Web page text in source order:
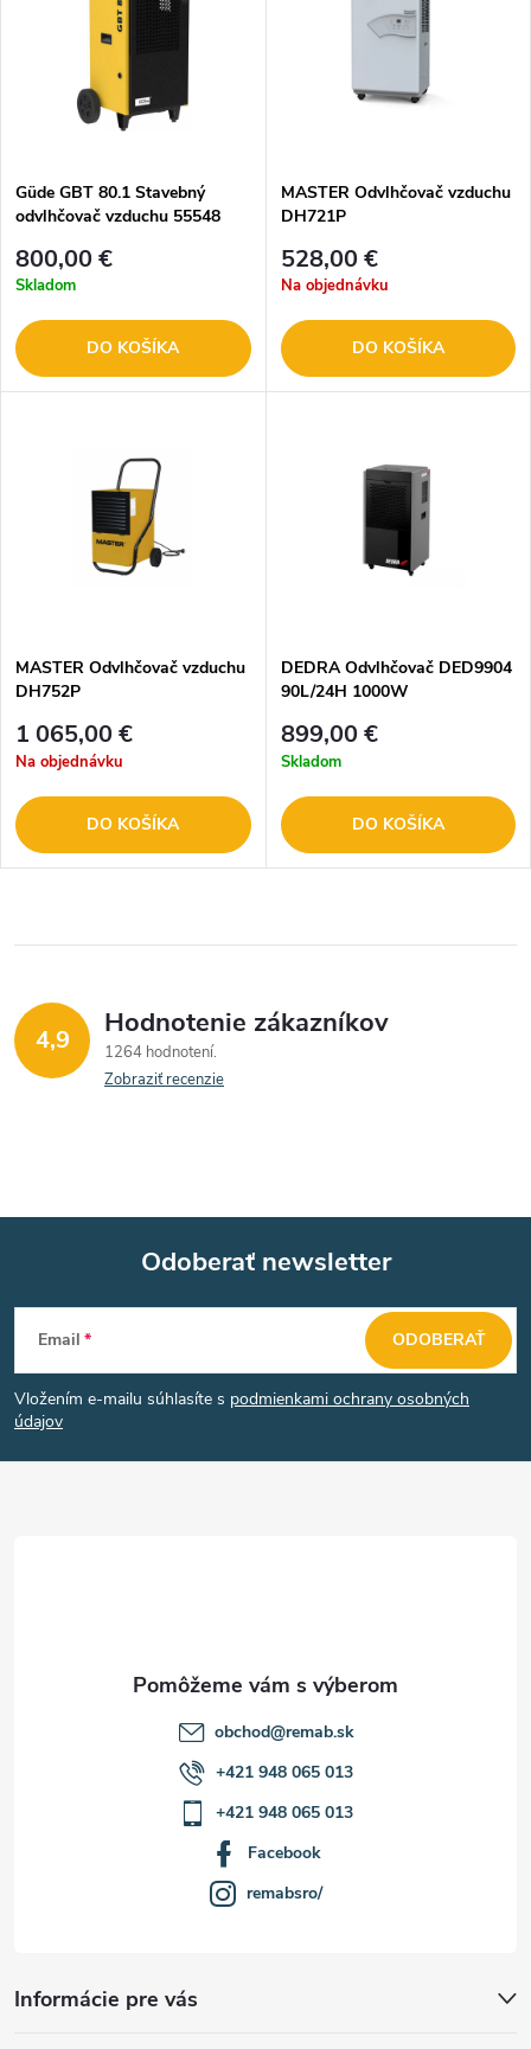
Güde GBT 80.1 Stavebný
odvlhčovač vzduchu 55548
800,00 €
Skladom
DO KOŠÍKA
MASTER Odvlhčovač vzduchu
DH721P
528,00 €
Na objednávku
DO KOŠÍKA
MASTER Odvlhčovač vzduchu
DH752P
1 065,00 €
Na objednávku
DO KOŠÍKA
DEDRA Odvlhčovač DED9904
90L/24H 1000W
899,00 €
Skladom
DO KOŠÍKA
4,9 Hodnotenie zákazníkov
1264 hodnotení
Zobraziť recenzie
Z
á
p
Odoberať newsletter
Email
Vložením e-mailu súhlasíte s podmienkami ochrany osobných
údajov
ODOBERAŤ
Informácie pre vás
obchod@remab.sk
+421 948 065 013
+421 948 065 013
Facebook
remabsro/